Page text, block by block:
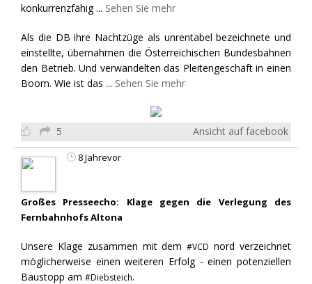
konkurrenzfähig ... Sehen Sie mehr
Als die DB ihre Nachtzüge als unrentabel bezeichnete und
einstellte, übernahmen die Österreichischen Bundesbahnen
den Betrieb. Und verwandelten das Pleitengeschäft in einen
Boom. Wie ist das ... Sehen Sie mehr
5 Ansicht auf facebook
8 Jahrevor
Großes Presseecho: Klage gegen die Verlegung des
Fernbahnhofs Altona
Unsere Klage zusammen mit dem#VCD nord verzeichnet
möglicherweise einen weiteren Erfolg - einen potenziellen
Baustopp am #Diebsteich.